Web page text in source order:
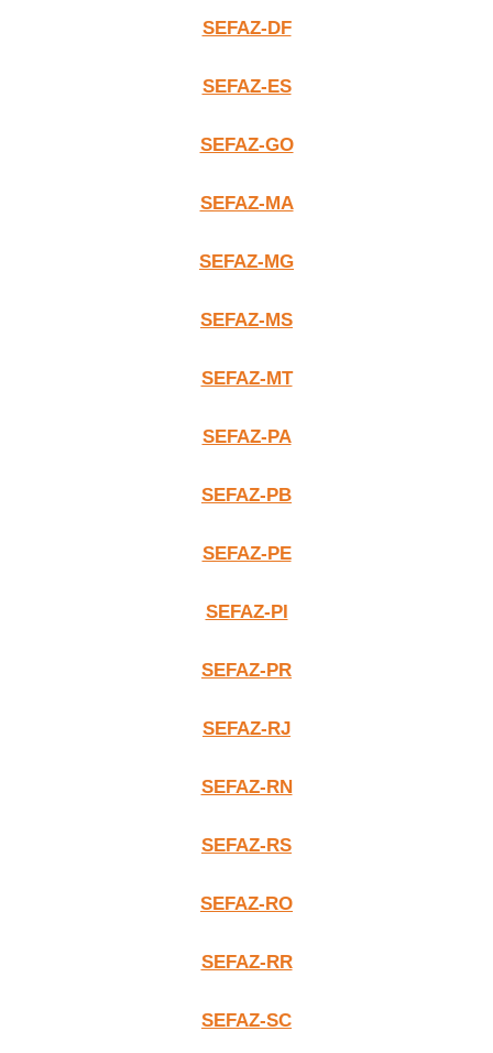
SEFAZ-DF
SEFAZ-ES
SEFAZ-GO
SEFAZ-MA
SEFAZ-MG
SEFAZ-MS
SEFAZ-MT
SEFAZ-PA
SEFAZ-PB
SEFAZ-PE
SEFAZ-PI
SEFAZ-PR
SEFAZ-RJ
SEFAZ-RN
SEFAZ-RS
SEFAZ-RO
SEFAZ-RR
SEFAZ-SC